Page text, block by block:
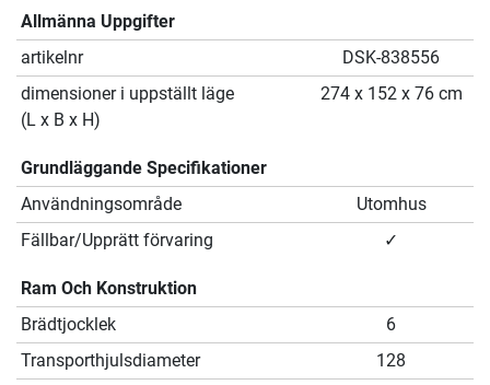
Allmänna Uppgifter
artikelnr
DSK-838556
dimensioner i uppställt läge
(L x B x H)
274 x 152 x 76 cm
Grundläggande Specifikationer
Användningsområde
Utomhus
Fällbar/Upprätt förvaring
✓
Ram Och Konstruktion
Brädtjocklek
6
Transporthjulsdiameter
128